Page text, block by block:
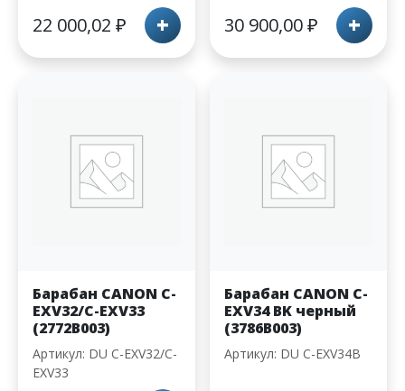
22 000,02 ₽ + 30 900,00₽ +
Барабан CANON С-
EXV32/C-EXV33
(2772B003)
Артикул: DU C-EXV32/C-
EXV33
Барабан CANON С-
EXV34 BK черный
(3786B003)
Артикул: DU С-EXV34B